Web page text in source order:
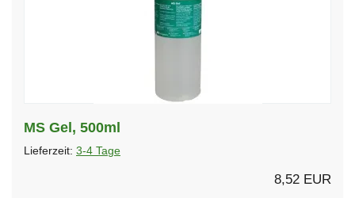
MS Gel, 500ml
Lieferzeit: 3-4 Tage
8,52 EUR